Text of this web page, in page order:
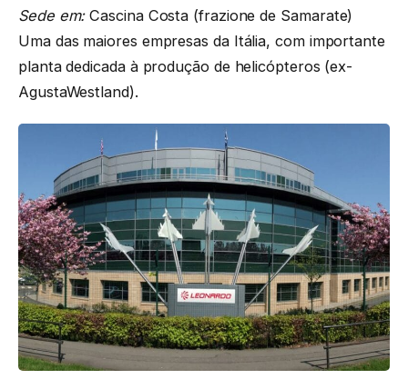
Sede em:Cascina Costa (frazione de Samarate)
Uma das maiores empresas da Itália, com importante
planta dedicada à produção de helicópteros (ex-
AgustaWestland).